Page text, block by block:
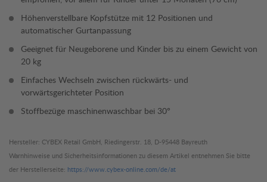
Höhenverstellbare Kopfstütze mit 12 Positionen und
automatischer Gurtanpassung
Geeignet für Neugeborene und Kinder bis zu einem Gewicht von
20 kg
Einfaches Wechseln zwischen rückwärts- und
vorwärtsgerichteter Position
Stoffbezüge maschinenwaschbar bei 30°
Hersteller: CYBEX Retail GmbH, Riedingerstr. 18, D-95448 Bayreuth
Warnhinweise und Sicherheitsinformationen zu diesem Artikel entnehmen Sie bitte
der Herstellerseite: https://www.cybex-online.com/de/at